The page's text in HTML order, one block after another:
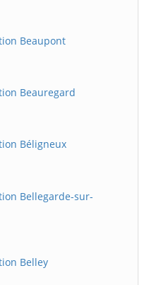
Beaupont
Beauregard
Béligneux
Bellegarde-sur-
Belley